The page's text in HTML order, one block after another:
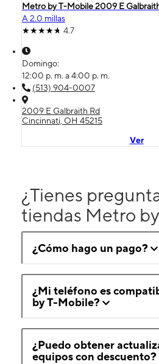
Metro by T-Mobile 2009 E
A 2.0 millas
4.7
Domingo:
12:00 p. m. a 4:00 p. m.
(513) 904-0007
2009 E Galbraith Rd
Cincinnati, OH 45215
Ver
¿Tienes
tiendas Metro
¿Cómo hago un pago?
¿Mi teléfono es
by T-Mobile?
¿Puedo obtener
equipos con descuento?